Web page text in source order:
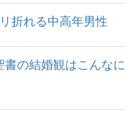
折れる中高年男性
の結婚観はこんなに